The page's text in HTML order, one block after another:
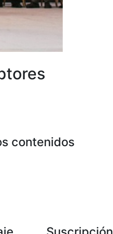
contenidos